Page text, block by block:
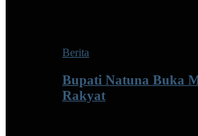
Berita
Bupati Natuna Buka
Rakyat